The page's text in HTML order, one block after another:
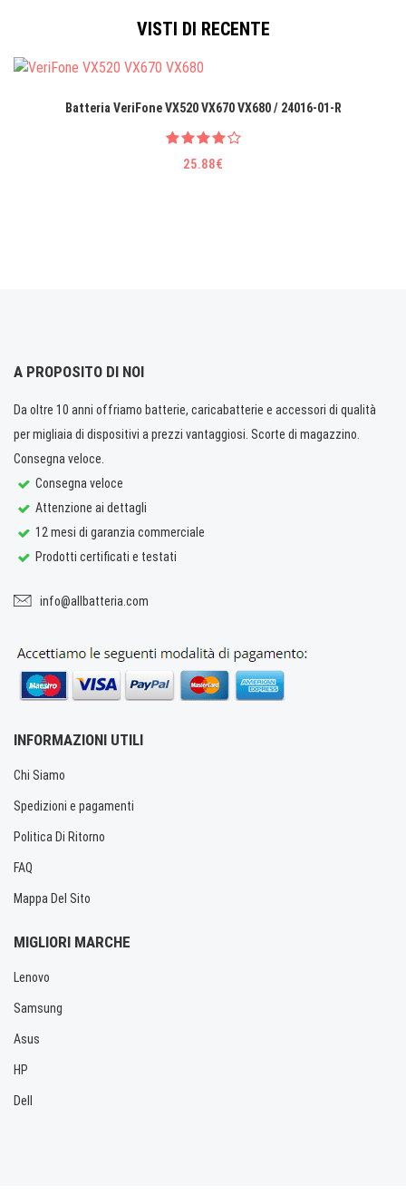
VISTI DI RECENTE
Batteria VeriFone VX520 VX670 VX680 / 24016-01-R
25.88€
A PROPOSITO DI NOI
Da oltre 10 anni offriamo batterie, caricabatterie e accessori di qualità
per migliaia di dispositivi a prezzi vantaggiosi. Scorte di magazzino.
Consegna veloce.
Consegna veloce
Attenzione ai dettagli
12 mesi di garanzia commerciale
Prodotti certificati e testati
info@allbatteria.com
INFORMAZIONI UTILI
Chi Siamo
Spedizioni e pagamenti
Politica Di Ritorno
FAQ
Mappa Del Sito
MIGLIORI MARCHE
Lenovo
Samsung
Asus
HP
Dell